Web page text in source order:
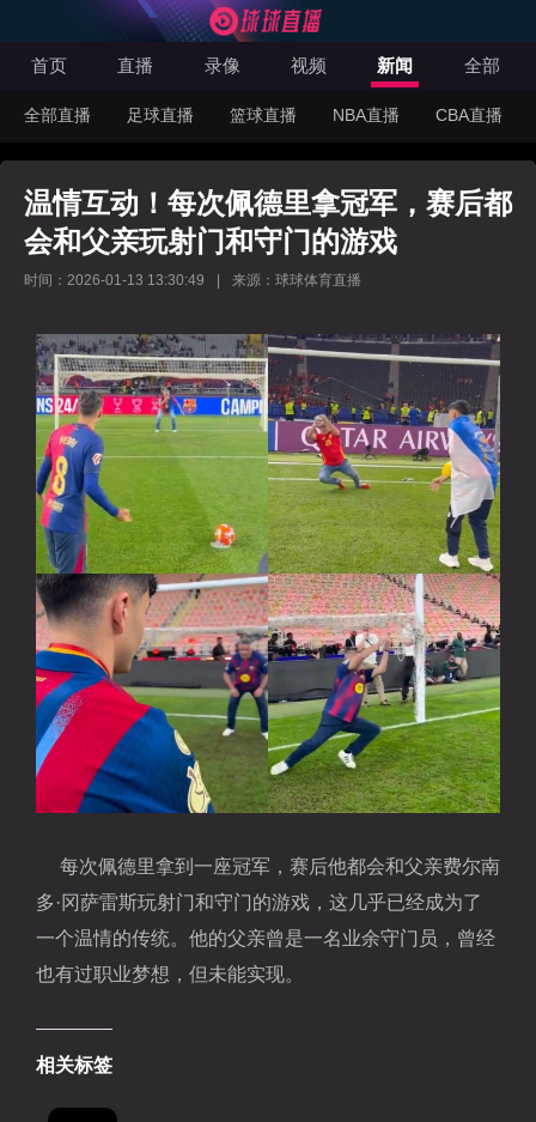
首页 直播 录像 视频 新闻 全部
全部直播 足球直播 篮球直播 NBA直播 CBA直播
温情互动！每次佩德里拿冠军，赛后都
会和父亲玩射门和守门的游戏
时间：2026-01-13 13:30:49 来源：球球体育直播
每次佩德里拿到一座冠军，赛后他都会和父亲费尔南
多·冈萨雷斯玩射门和守门的游戏，这几乎已经成为了
一个温情的传统。他的父亲曾是一名业余守门员，曾经
也有过职业梦想，但未能实现。
相关标签